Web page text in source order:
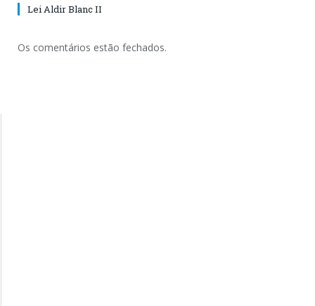
Lei Aldir Blanc II
Os comentários estão fechados.